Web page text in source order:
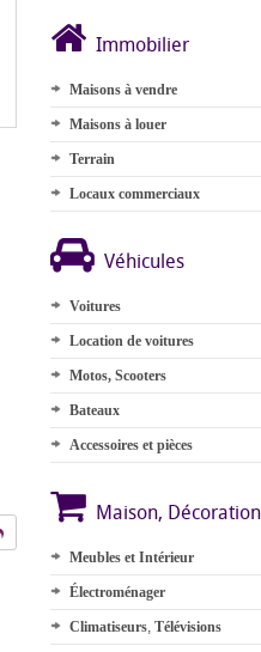
Immobilier
Maisons à vendre
Maisons à louer
Terrain
Locaux commerciaux
Véhicules
Voitures
Location de voitures
Motos, Scooters
Bateaux
Accessoires et pièces
Maison, Décoration
Meubles et Intérieur
Électroménager
Climatiseurs, Télévisions